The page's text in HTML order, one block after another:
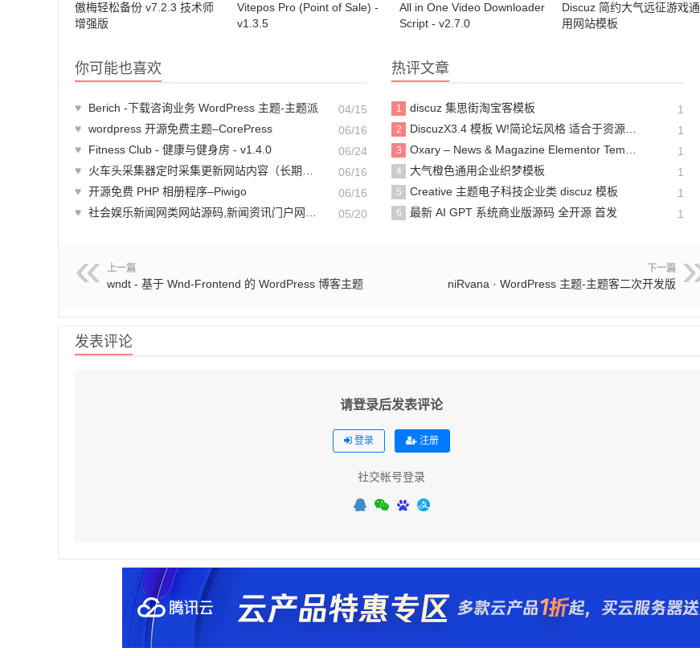
傲梅轻松备份 v7.2.3 技术师
增强版
Vitepos Pro (Point of Sale) -
v1.3.5
All in One Video Downloader
Script - v2.7.0
Discuz 简约大气远征游戏通
用网站模板
你可能也喜欢
♥ Berich -下载咨询业务 WordPress 主题-主题派
04/15
♥ wordpress 开源免费主题–CorePress
06/16
♥
Fitness Club - 健康与健身房 - v1.4.0
06/24
♥
火车头采集器定时采集更新网站内容（长期做站必用）
06/16
♥ 开源免费 PHP 相册程序–Piwigo
06/16
♥ 社会娱乐新闻网类网站源码,新闻资讯门户网站织梦模板 05/20
热评文章
1 discuz 集思街淘宝客模板 1
2 DiscuzX3.4 模板 W!简论坛风格 适合于资源站等 1
3 Oxary – News & Magazine Elementor Template Kit 1
4 大气橙色通用企业织梦模板 1
5 Creative 主题电子科技企业类 discuz 模板 1
6 最新 AI GPT 系统商业版源码 全开源 首发 1
上一篇
wndt - 基于 Wnd-Frontend 的 WordPress 博客主题
下一篇
niRvana · WordPress 主题-主题客二次开发版
发表评论
请登录后发表评论
登录 注册
社交帐号登录